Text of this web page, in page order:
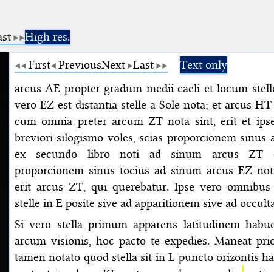
High res.
First PreviousNext Last
Text only
arcus AE propter gradum medii caeli et locum
vero EZ est distantia stelle a Sole nota; et arcus
cum omnia preter arcum ZT nota sint, erit et
breviori silogismo voles, scias proporcionem sinus
ex secundo libro noti ad sinum arcus ZT
proporcionem sinus tocius ad sinum arcus EZ
erit arcus ZT, qui querebatur. Ipse vero omnibus
stelle in E posite sive ad apparitionem sive ad
Si vero stella primum apparens latitudinem
arcum visionis, hoc pacto te expedies. Maneat
tamen notato quod stella sit in L puncto orizontis